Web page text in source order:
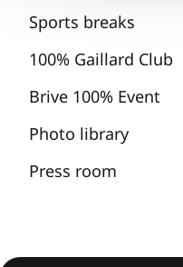
Sports breaks
100% Gaillard Club
Brive 100% Event
Photo library
Press room